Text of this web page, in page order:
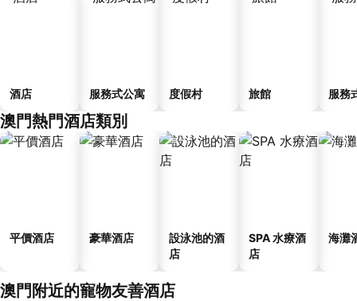
酒店 服務式公寓 度假村 旅館 服務
澳門熱門酒店類別
平價酒店 豪華酒店
設泳池的酒
店
SPA 水療酒
店
海灘
澳門附近的寵物友善酒店